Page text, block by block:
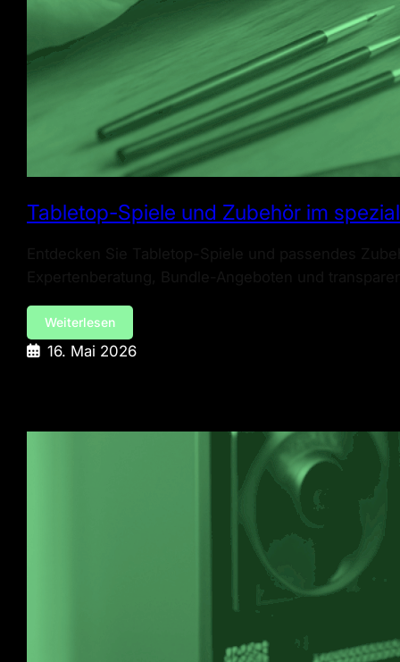
Tabletop-Spiele und Zubehör im
Weiterlesen
16. Mai 2026